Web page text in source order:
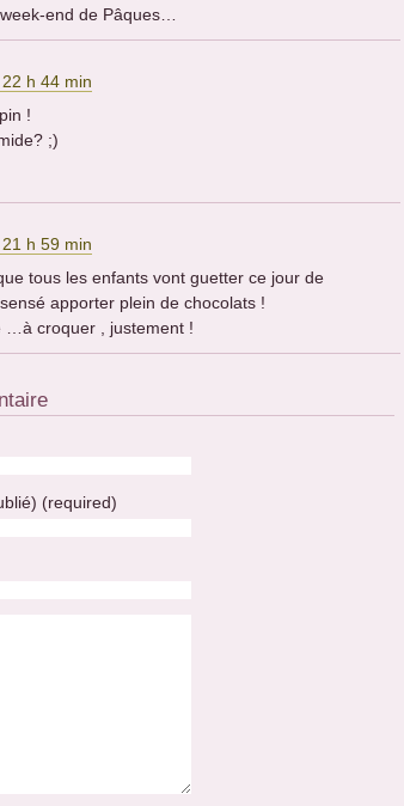
end de Pâques…
h 44 min
!
;)
h 59 min
tous les enfants vont guetter ce jour de
apporter plein de chocolats !
…à croquer , justement !
(required)